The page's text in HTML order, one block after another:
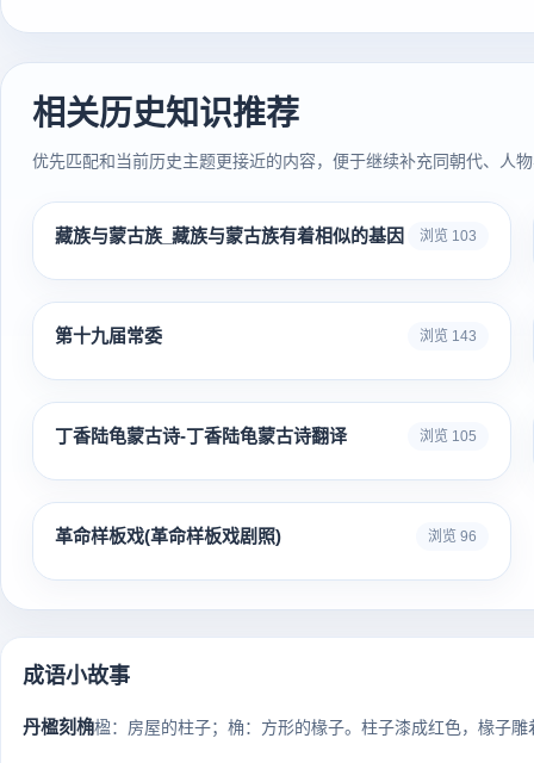
相关历史知识推荐
优先匹配和当前历史主题更接近的内容，便于继续补充同朝代、人
藏族与蒙古族_藏族与蒙古族有着相似的基因 浏览 103
第十九届常委 浏览 143
丁香陆龟蒙古诗-丁香陆龟蒙古诗翻译 浏览 105
革命样板戏(革命样板戏剧照) 浏览 96
成语小故事
丹楹刻桷楹：房屋的柱子；桷：方形的椽子。柱子漆成红色，椽子